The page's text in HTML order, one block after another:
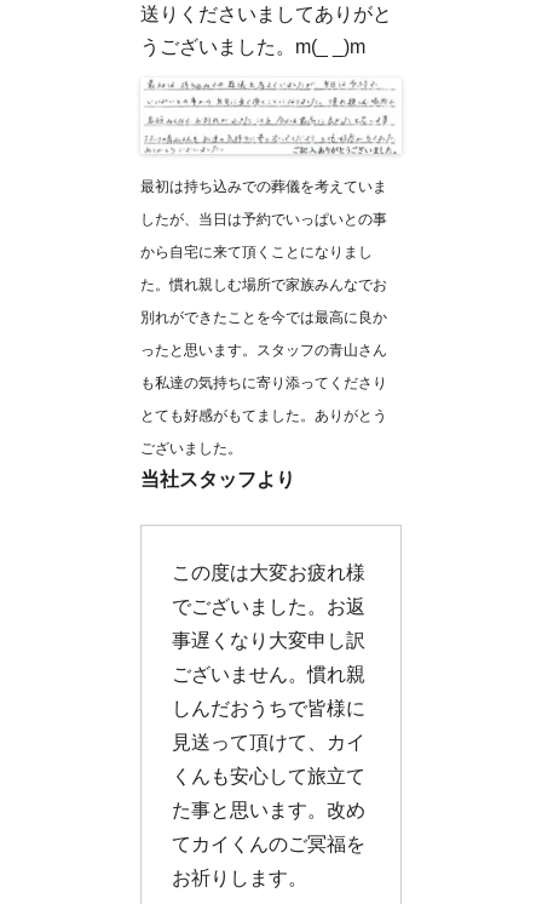
送りくださいましてありがと
うございました。m(_ _)m
最初は持ち込みでの葬儀を考えていま
したが、当日は予約でいっぱいとの事
から自宅に来て頂くことになりまし
た。慣れ親しむ場所で家族みんなでお
別れができたことを今では最高に良か
ったと思います。スタッフの青山さん
も私達の気持ちに寄り添ってくださり
とても好感がもてました。ありがとう
ございました。
当社スタッフより
この度は大変お疲れ様
でございました。お返
事遅くなり大変申し訳
ございません。慣れ親
しんだおうちで皆様に
見送って頂けて、カイ
くんも安心して旅立て
た事と思います。改め
てカイくんのご冥福を
お祈りします。